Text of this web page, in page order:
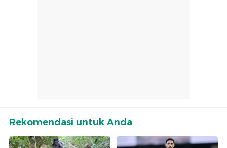
Rekomendasi untuk Anda